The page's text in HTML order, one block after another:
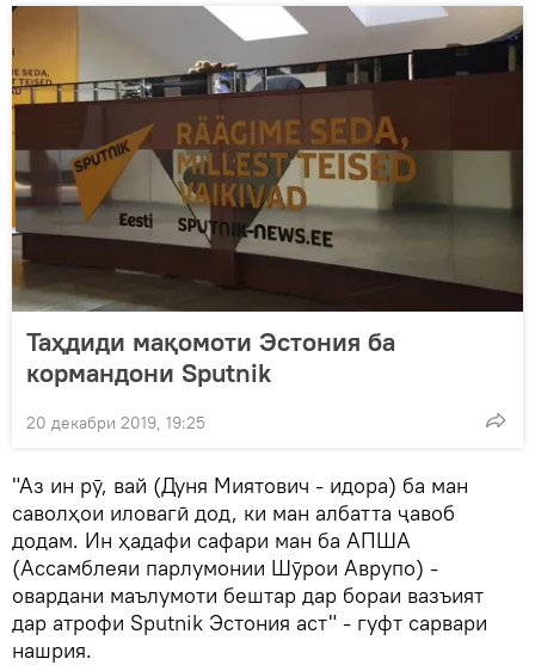
Таҳдиди мақомоти Эстония ба
кормандони Sputnik
20 декабри 2019, 19:25
"Аз ин рӯ, вай (Дуня Миятович - идора) ба ман
саволҳои иловагӣ дод, ки ман албатта ҷавоб
додам. Ин ҳадафи сафари ман ба АПША
(Ассамблеяи парлумонии Шӯрои Аврупо) -
овардани маълумоти бештар дар бораи вазъият
дар атрофи Sputnik Эстония аст" - гуфт сарвари
нашрия.